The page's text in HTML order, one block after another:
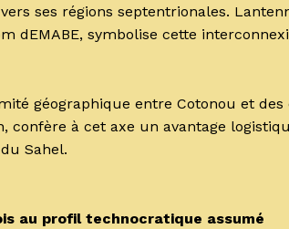
ses régions septentrionales.
dEMABE, symbolise cette
géographique entre Cotonou et
confère à cet axe un avantage
Sahel.
au profil technocratique assumé